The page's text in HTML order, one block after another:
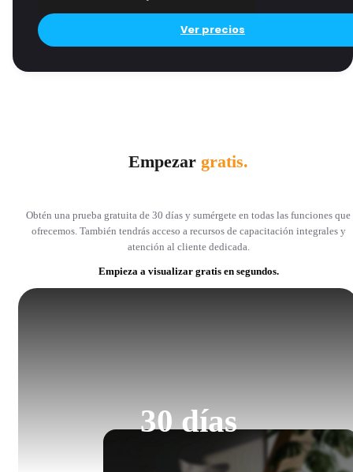
Ver precios
Empezar gratis.
Obtén una prueba gratuita de 30 días y sumérgete en todas las funciones que
ofrecemos. También tendrás acceso a recursos de capacitación integrales y
atención al cliente dedicada.
Empieza a visualizar gratis en segundos.
30 días